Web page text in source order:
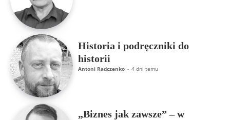
Historia i podręczniki do
historii
Antoni Radczenko - 4 dni temu
„Biznes jak zawsze” – w